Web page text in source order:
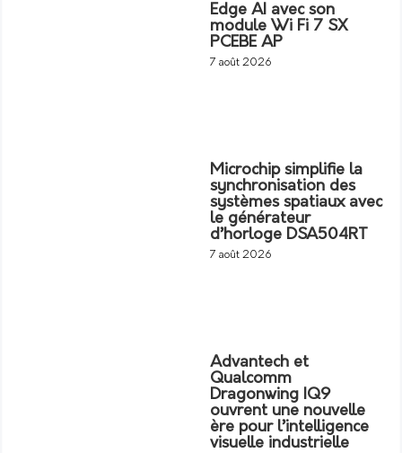
Edge AI avec son
module Wi Fi 7 SX
PCEBE AP
7 août 2026
Microchip simplifie la
synchronisation des
systèmes spatiaux avec
le générateur
d’horloge DSA504RT
7 août 2026
Advantech et
Qualcomm
Dragonwing IQ9
ouvrent une nouvelle
ère pour l’intelligence
visuelle industrielle